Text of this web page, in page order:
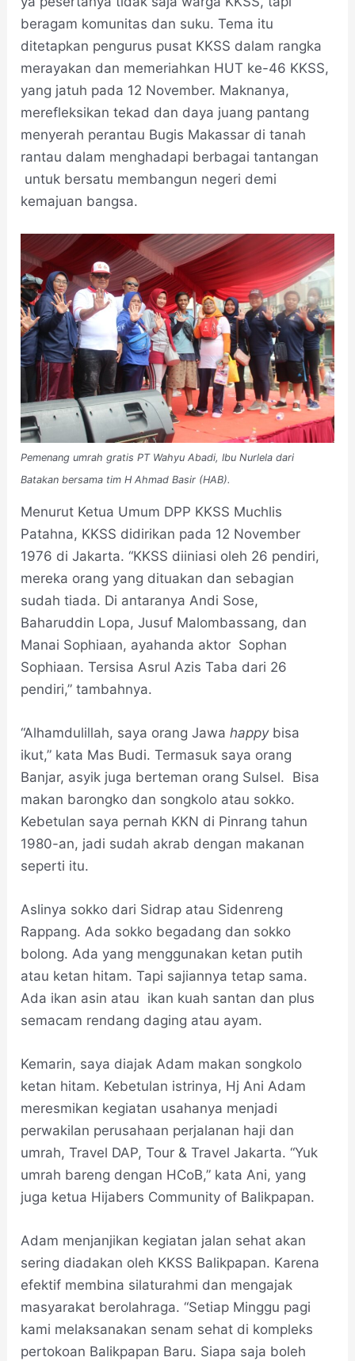
beragam komunitas dan suku. Tema itu
ditetapkan pengurus pusat KKSS dalam rangka
merayakan dan memeriahkan HUT ke-46 KKSS,
yang jatuh pada 12 November. Maknanya,
merefleksikan tekad dan daya juang pantang
menyerah perantau Bugis Makassar di tanah
rantau dalam menghadapi berbagai tantangan
untuk bersatu membangun negeri demi
kemajuan bangsa.
Pemenang umrah gratis PT Wahyu Abadi, Ibu Nurlela dari
Batakan bersama tim H Ahmad Basir (HAB).
Menurut Ketua Umum DPP KKSS Muchlis
Patahna, KKSS didirikan pada 12 November
1976 di Jakarta. “KKSS diiniasi oleh 26 pendiri,
mereka orang yang dituakan dan sebagian
sudah tiada. Di antaranya Andi Sose,
Baharuddin Lopa, Jusuf Malombassang, dan
Manai Sophiaan, ayahanda aktor Sophan
Sophiaan. Tersisa Asrul Azis Taba dari 26
pendiri,” tambahnya.
“Alhamdulillah, saya orang Jawahappybisa
ikut,” kata Mas Budi. Termasuk saya orang
Banjar, asyik juga berteman orang Sulsel. Bisa
makan barongko dan songkolo atau sokko.
Kebetulan saya pernah KKN di Pinrang tahun
1980-an, jadi sudah akrab dengan makanan
seperti itu.
Aslinya sokko dari Sidrap atau Sidenreng
Rappang. Ada sokko begadang dan sokko
bolong. Ada yang menggunakan ketan putih
atau ketan hitam. Tapi sajiannya tetap sama.
Ada ikan asin atau ikan kuah santan dan plus
semacam rendang daging atau ayam.
Kemarin, saya diajak Adam makan songkolo
ketan hitam. Kebetulan istrinya, Hj Ani Adam
meresmikan kegiatan usahanya menjadi
perwakilan perusahaan perjalanan haji dan
umrah, Travel DAP, Tour & Travel Jakarta. “Yuk
umrah bareng dengan HCoB,” kata Ani, yang
juga ketua Hijabers Community of Balikpapan.
Adam menjanjikan kegiatan jalan sehat akan
sering diadakan oleh KKSS Balikpapan. Karena
efektif membina silaturahmi dan mengajak
masyarakat berolahraga. “Setiap Minggu pagi
kami melaksanakan senam sehat di kompleks
pertokoan Balikpapan Baru. Siapa saja boleh